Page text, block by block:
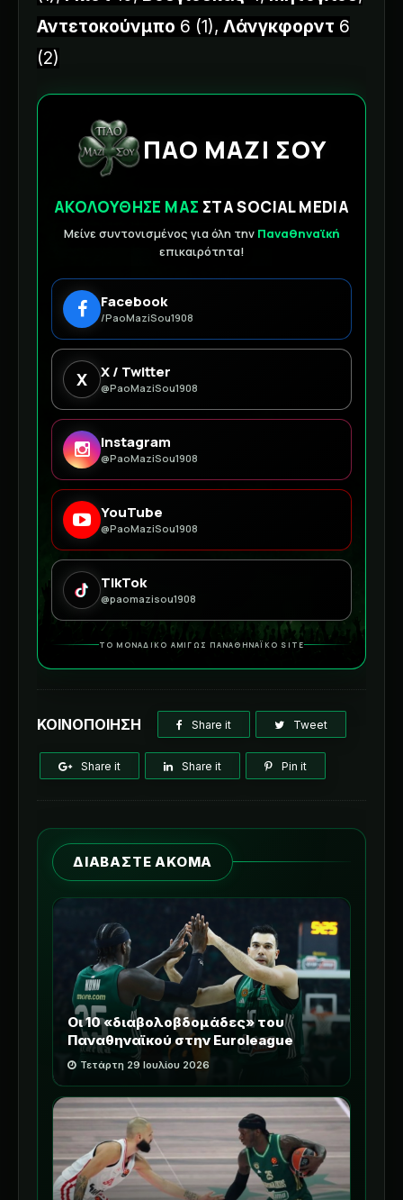
Αντετοκούνμπο 6 (1), Λάνγκφορντ 6
(2)
ΠΑΟ ΜΑΖΙ ΣΟΥ
ΑΚΟΛΟΥΘΗΣΕ ΜΑΣ ΣΤΑ SOCIAL MEDIA
Μείνε συντονισμένος για όλη την Παναθηναϊκή
επικαιρότητα!
Facebook
/PaoMaziSou1908
X X / Twitter
@PaoMaziSou1908
Instagram
@PaoMaziSou1908
YouTube
@PaoMaziSou1908
TikTok
@paomazisou1908
ΤΟ ΜΟΝΑΔΙΚΟ ΑΜΙΓΩΣ ΠΑΝΑΘΗΝΑΪΚΟ SITE
ΚΟΙΝΟΠΟΙΗΣΗ Share it Tweet
Share it Share it Pin it
ΔΙΑΒΑΣΤΕ ΑΚΟΜΑ
Οι 10 «διαβολοβδομάδες» του
Παναθηναϊκού στην Euroleague
Τετάρτη 29 Ιουλίου 2026